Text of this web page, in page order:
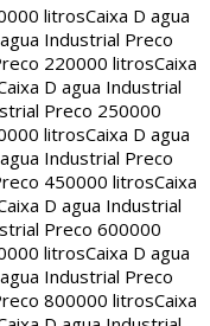
litrosCaixa D agua
Industrial Preco
220000 litrosCaixa
D agua Industrial
Preco 250000
litrosCaixa D agua
Industrial Preco
450000 litrosCaixa
D agua Industrial
Preco 600000
litrosCaixa D agua
Industrial Preco
800000 litrosCaixa